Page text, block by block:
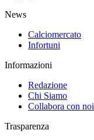
News
Calciomercato
Infortuni
Informazioni
Redazione
Chi Siamo
Collabora con noi
Trasparenza